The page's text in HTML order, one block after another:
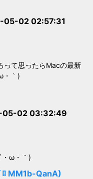
05-02 02:57:31
って思ったらMacの最新
・｀)
05-02 03:32:49
・ω・｀)
ﾛ MM1b-QanA)